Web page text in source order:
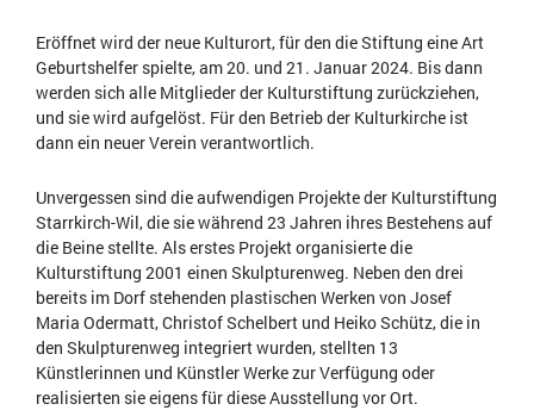
Eröffnet wird der neue Kulturort, für den die Stiftung eine Art
Geburtshelfer spielte, am 20. und 21. Januar 2024. Bis dann
werden sich alle Mitglieder der Kulturstiftung zurückziehen,
und sie wird aufgelöst. Für den Betrieb der Kulturkirche ist
dann ein neuer Verein verantwortlich.
Unvergessen sind die aufwendigen Projekte der Kulturstiftung
Starrkirch-Wil, die sie während 23 Jahren ihres Bestehens auf
die Beine stellte. Als erstes Projekt organisierte die
Kulturstiftung 2001 einen Skulpturenweg. Neben den drei
bereits im Dorf stehenden plastischen Werken von Josef
Maria Odermatt, Christof Schelbert und Heiko Schütz, die in
den Skulpturenweg integriert wurden, stellten 13
Künstlerinnen und Künstler Werke zur Verfügung oder
realisierten sie eigens für diese Ausstellung vor Ort.